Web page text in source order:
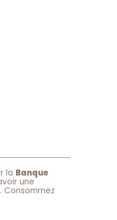
la Banque
une
Consommez